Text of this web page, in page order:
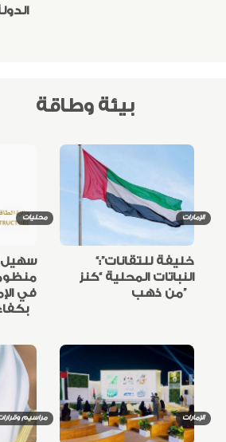
الدولة
بيئة وطاقة
محليات
سهيل
في
بكفاءة واستقرار
الإمارات
“خليفة للتقانات”:
النباتات المحلية “كنز
من ذهب”
مراسيم الإمارات